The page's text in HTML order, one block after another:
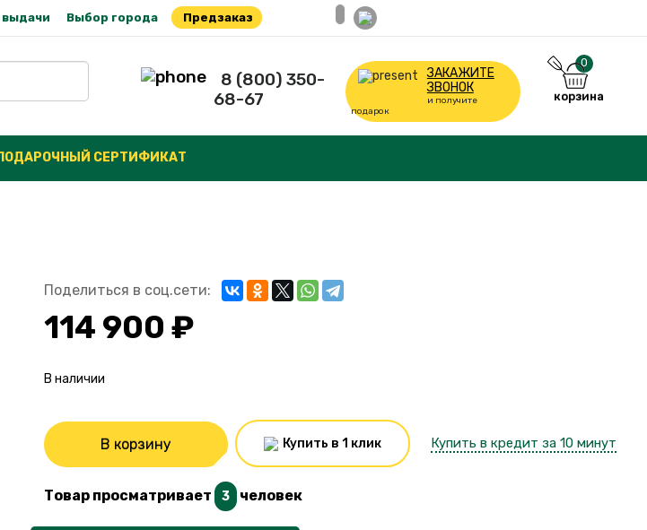
Выбор города Предзаказ
8 (800) 350-
68-67
ЗАКАЖИТЕ
ЗВОНОК
и получите
подарок
0
корзина
СЕРТИФИКАТ
Поделиться в соц.сети:
114 900 ₽
В наличии
В корзину Купить в 1 клик Купить в кредит за 10 минут
Товар просматривает 3 человек